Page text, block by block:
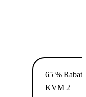
65 % Rabatt
KVM 2